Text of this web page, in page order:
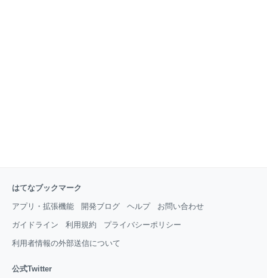
はてなブックマーク
アプリ・拡張機能 開発ブログ ヘルプ お問い合わせ
ガイドライン 利用規約 プライバシーポリシー
利用者情報の外部送信について
公式Twitter